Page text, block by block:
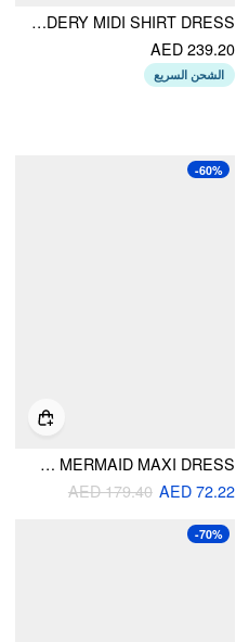
COTTON-BLEND FLORAL GRAPHIC V-NECK LANTERN SLEEVE EMBROIDERY MIDI SHIRT DRESS
AED 239.20
الشحن السريع
-60%
VELVET V-NECK POLKA DOT BOWKNOT RHINESTONE MERMAID MAXI DRESS
AED 72.22
AED 179.40
-70%